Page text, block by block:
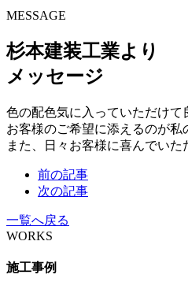
MESSAGE
杉本建装工業より
メッセージ
色の配色気に入っていただけて
お客様のご希望に添えるのが私
また、日々お客様に喜んでいた
前の記事
次の記事
一覧へ戻る
WORKS
施工事例